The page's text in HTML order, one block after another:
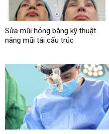
Sửa mũi hỏng bằng kỹ thuật
nâng mũi tái cấu trúc